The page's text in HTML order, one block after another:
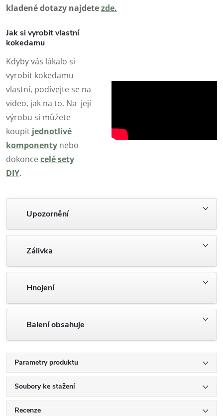
kladené dotazy najdetezde.
Jak si vyrobit vlastní
kokedamu
Kdyby vás lákalo si
vyrobit kokedamu
vlastní, podívejte se na
video, jak na to. Na její
výrobu si můžete
koupit jednotlivé
komponenty nebo
dokoncecelé sety
DIY.
Upozornění
Zálivka
Hnojení
Balení obsahuje
Parametry produktu
Soubory ke stažení
Recenze